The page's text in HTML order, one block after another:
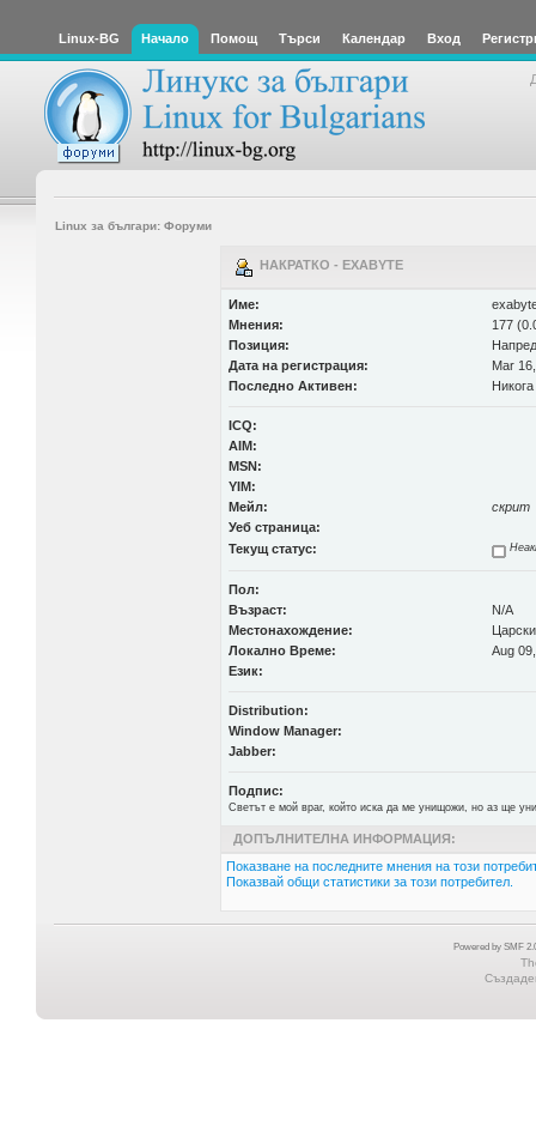
Linux-BG Начало Помощ Търси Календар Вход
Linux за българи: Форуми
НАКРАТКО - EXABYTE
Име:
Мнения:
177
Позиция:
Дата на регистрация:
Mar
Последно Активен:
Никога
ICQ:
AIM:
MSN:
YIM:
Мейл:
скрит
Уеб страница:
Текущ статус:
Пол:
Възраст:
N/A
Местонахождение:
Локално Време:
Aug
Език:
Distribution:
Window Manager:
Jabber:
Подпис:
Светът е мой враг, който иска да ме унищожи, но аз ще
ДОПЪЛНИТЕЛНА ИНФОРМАЦИЯ:
Показване на последните мнения на този
Показвай общи статистики за този потребител.
Powered by SMF